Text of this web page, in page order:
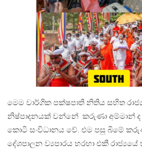
මෙම වාර්ගික පක්ෂපාති නිතිය සහිත
නිෂ්පාදනයක් වන්නේ කරුණා අම්මාන්
කොටි සංවිධානය වේ. එම පසු බිමේ
දේශපාලන ව්‍යපාරය හරහා එකී